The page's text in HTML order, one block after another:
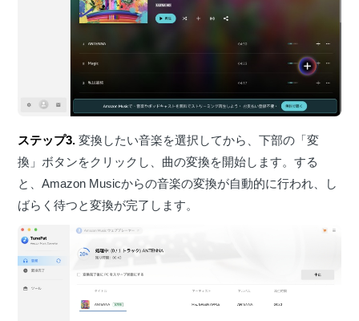
ステップ3.変換したい音楽を選択してから、下部の「変
換」ボタンをクリックし、曲の変換を開始します。する
と、Amazon Musicからの音楽の変換が自動的に行われ、し
ばらく待つと変換が完了します。